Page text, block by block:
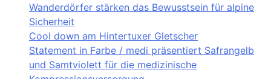
Wanderdörfer stärken das Bewusstsein für alpine
Sicherheit
Cool down am Hintertuxer Gletscher
Statement in Farbe / medi präsentiert Safrangelb
und Samtviolett für die medizinische